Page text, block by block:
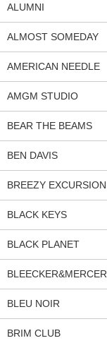
ALUMNI
ALMOST SOMEDAY
AMERICAN NEEDLE
AMGM STUDIO
BEAR THE BEAMS
BEN DAVIS
BREEZY EXCURSION
BLACK KEYS
BLACK PLANET
BLEECKER&MERCER
BLEU NOIR
BRIM CLUB